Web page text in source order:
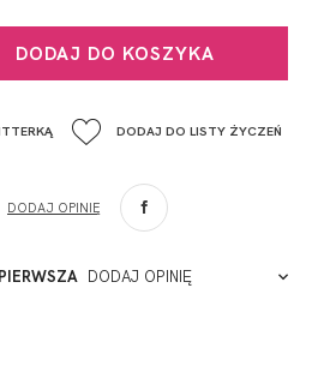
o.o. Spółka komandytowa
DODAJ DO KOSZYKA
DODAJ DO LISTY ŻYCZEŃ
DODAJ OPINIĘ
DODAJ OPINIĘ